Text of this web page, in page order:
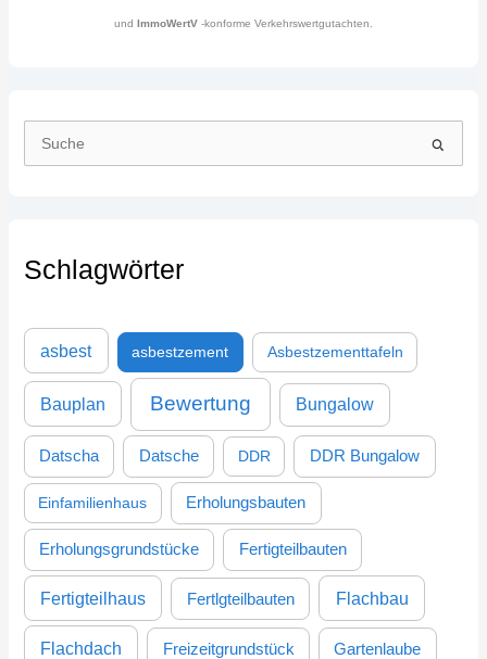
und ImmoWertV -konforme Verkehrswertgutachten.
e
n
c
h
Schlagwörter
asbest asbestzement Asbestzementtafeln
Bauplan Bewertung Bungalow
Datscha Datsche DDR DDR Bungalow
Einfamilienhaus Erholungsbauten
Erholungsgrundstücke Fertigteilbauten
Fertigteilhaus Fertlgteilbauten Flachbau
Flachdach Freizeitgrundstück Gartenlaube